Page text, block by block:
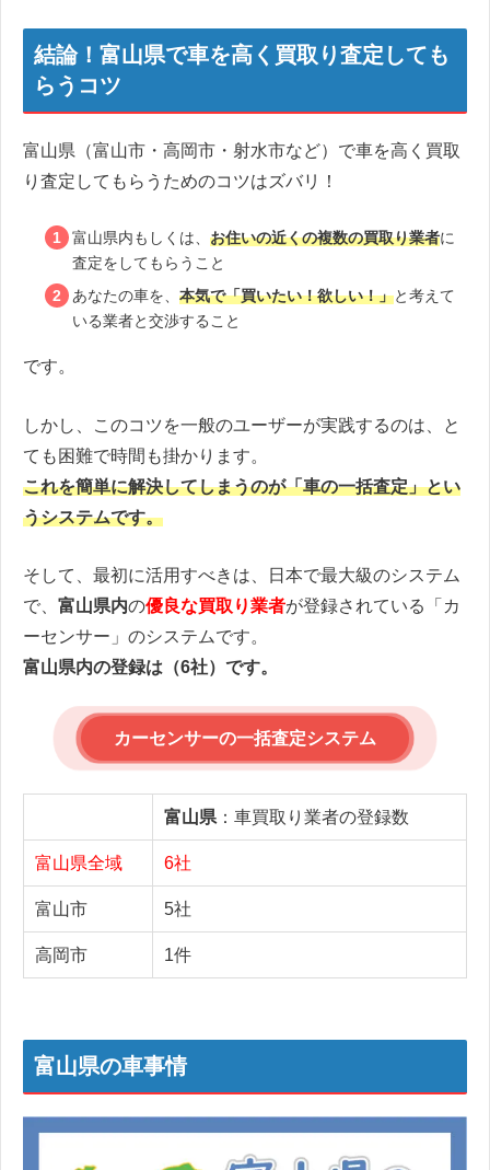
結論！富山県で車を高く買取り査定しても
らうコツ
富山県（富山市・高岡市・射水市など）で車を高く買取
り査定してもらうためのコツはズバリ！
富山県内もしくは、お住いの近くの複数の買取り業者に
査定をしてもらうこと
あなたの車を、本気で「買いたい！欲しい！」と考えて
いる業者と交渉すること
です。
しかし、このコツを一般のユーザーが実践するのは、と
ても困難で時間も掛かります。
これを簡単に解決してしまうのが「車の一括査定」とい
うシステムです。
そして、最初に活用すべきは、日本で最大級のシステム
で、 富山県内の優良な買取り業者が登録されている「カ
ーセンサー」のシステムです。
富山県内の登録は（6社）です。
カーセンサーの一括査定システム
富山県 ：車買取り業者の登録数
富山県全域 6社
富山市 5社
高岡市 1件
富山県の車事情